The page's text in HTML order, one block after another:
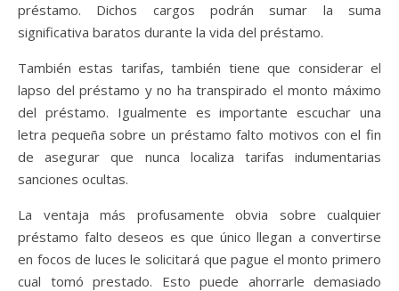
préstamo. Dichos cargos podrán sumar la suma
significativa baratos durante la vida del préstamo.
También estas tarifas, también tiene que considerar el
lapso del préstamo y no ha transpirado el monto máximo
del préstamo. Igualmente es importante escuchar una
letra pequeña sobre un préstamo falto motivos con el fin
de asegurar que nunca localiza tarifas indumentarias
sanciones ocultas.
La ventaja más profusamente obvia sobre cualquier
préstamo falto deseos es que único llegan a convertirse
en focos de luces le solicitará que pague el monto primero
cual tomó prestado. Esto puede ahorrarle demasiado